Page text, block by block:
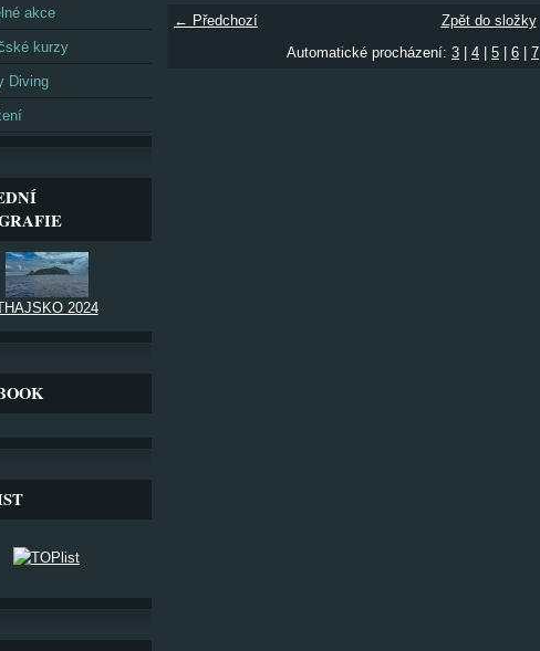
akce
kurzy
Diving
2024
← Předchozí
Zpět do složky
Automatické procházení: 3 4 5 6 7